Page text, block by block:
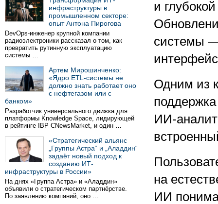
инфраструктуры в
промышленном секторе:
опыт Антона Пирогова
DevOps-инженер крупной компании
радиоэлектроники рассказал о том, как
превратить рутинную эксплуатацию
системы …
Артем Мирошинченко:
«Ядро ETL-системы не
должно знать работает оно
с нефтегазом или с
банком»
Разработчик универсального движка для
платформы Knowledge Space, лидирующей
в рейтинге IBP CNewsMarket, и один …
«Стратегический альянс
„Группы Астра“ и „Аладдин“
задаёт новый подход к
созданию ИТ-
инфраструктуры в России»
На днях «Группа Астра» и «Аладдин»
объявили о стратегическом партнёрстве.
По заявлению компаний, оно …
и
системы —
Одним из
ИИ-
на
ИИ